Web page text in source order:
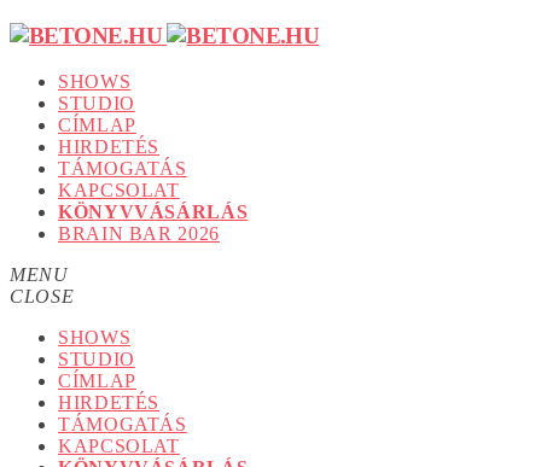
SHOWS
STUDIO
CÍMLAP
HIRDETÉS
TÁMOGATÁS
KAPCSOLAT
KÖNYVVÁSÁRLÁS
BRAIN BAR 2026
MENU
CLOSE
SHOWS
STUDIO
CÍMLAP
HIRDETÉS
TÁMOGATÁS
KAPCSOLAT